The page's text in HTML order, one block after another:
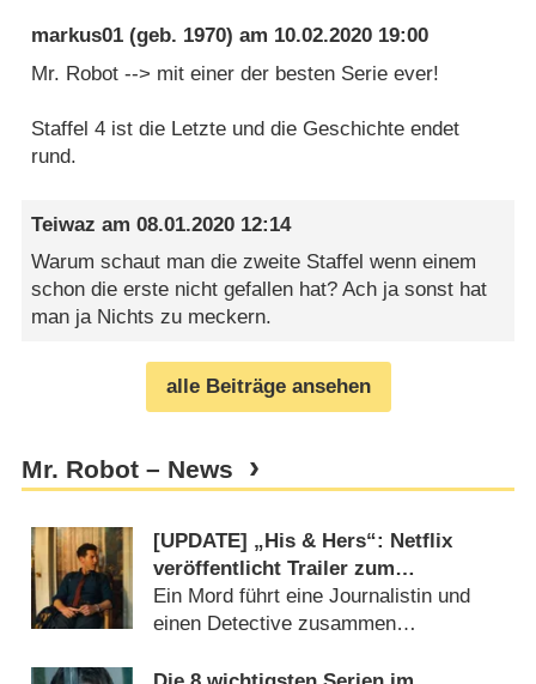
markus01 (geb. 1970) am 10.02.2020 19:00
Mr. Robot --> mit einer der besten Serie ever!
Staffel 4 ist die Letzte und die Geschichte endet
rund.
Teiwaz am08.01.2020 12:14
Warum schaut man die zweite Staffel wenn einem
schon die erste nicht gefallen hat? Ach ja sonst hat
man ja Nichts zu meckern.
alle Beiträge ansehen
Mr. Robot – News
[UPDATE] „His & Hers“: Netflix
veröffentlicht Trailer zum
Psychothriller mit Tessa Thompson
und Jon Bernthal
Ein Mord führt eine Journalistin und
einen Detective zusammen